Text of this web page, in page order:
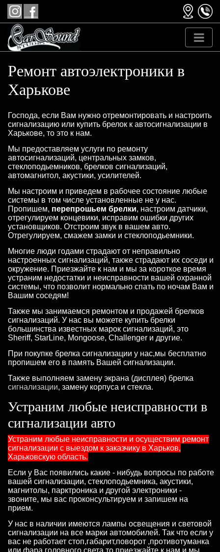
Ремонт автоэлектроники в
Харькове
Господа, если Вам нужно отремонтировать и настроить
сигнализацию или купить брелок к автосигнализации в
Харькове, то это к нам.
Мы предоставляем услуги по ремонту
автосигнализаций, центральных замков,
стеклоподьемников, брелков сигнализаций,
автомагнитол, акустики, усилителей.
Мы настроим и приведем в рабочее состояние любые
системы в том числе установленные не у нас.
Пропишем, перепрошьем брелки, настроим датчики,
отрегулируем концевики, исправим ошибки других
установщиков. Отстроим звук в вашем авто.
Отрегулируем, смажем замки и стеклоподьемники.
Многие люди годами страдают от неправильно
настроенных сигнализаций, также страдают их соседи и
окружение. Приезжайте к нам и мы за короткое время
устраним недостатки и неисправности вашей охранной
системы, что позволит нормально спать по ночам Вам и
Вашим соседям!
Также мы занимаемся ремонтом и продажей брелков
сигнализаций. У нас вы можете купить брелки
большинства известных марок сигнализаций, это
Sheriff, StarLine, Mongoose, Challenger и другие.
При покупке брелка сигнализации у нас,мы бесплатно
пропишем его в память Вашей сигнализации.
Также выполняем замену экрана (дисплея) брелка
сигнализации, замену корпуса и стекла.
Устраним любые неисправности в
сигнализации авто
Устраним любые неисправности и осуществим ремонт
сигнализации с выездом к заказчику в Харьков,
Харьковскую область.
Если у Вас появились какие - нибудь вопросы по работе
вашей сигнализации, стеклоподьемника, акустики,
магнитолы, парктроника и другой электроники -
звоните, мы вас проконсультируем и запишем на
прием.
У нас в наличии имеются лампы освещения и световой
сигнализации на все марки автомобилей. Так что если у
вас не работает стоп,габарит,поворот ,противотуманка
или фара головного света,то приезжайте к нам и мы